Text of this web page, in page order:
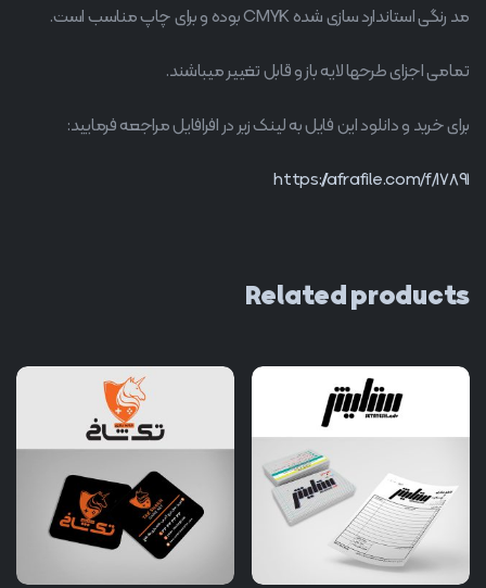
مد رنگی استاندارد سازی شده CMYK بوده و برای چاپ مناسب است.
تمامی اجزای طرحها لایه باز و قابل تغییر میباشند.
برای خرید و دانلود این فایل به لینک زیر در افرافایل مراجعه فرمایید:
https://afrafile.com/f/17891
Related products